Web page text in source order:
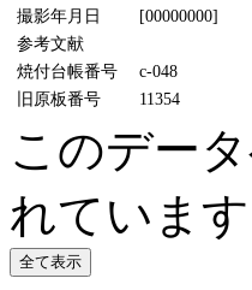
撮影年月日
[00000000]
参考文献
焼付台帳番号
c-048
旧原板番号
11354
このデー
れています